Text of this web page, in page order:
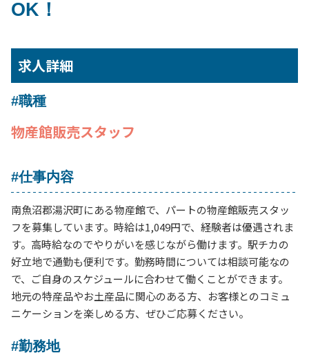
OK！
求人詳細
#職種
物産館販売スタッフ
#仕事内容
南魚沼郡湯沢町にある物産館で、パートの物産館販売スタッ
フを募集しています。時給は1,049円で、経験者は優遇されま
す。高時給なのでやりがいを感じながら働けます。駅チカの
好立地で通勤も便利です。勤務時間については相談可能なの
で、ご自身のスケジュールに合わせて働くことができます。
地元の特産品やお土産品に関心のある方、お客様とのコミュ
ニケーションを楽しめる方、ぜひご応募ください。
#勤務地